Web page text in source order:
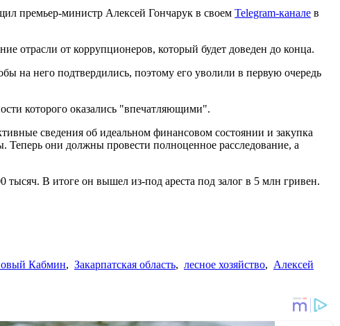
премьер-министр Алексей Гончарук в своем Telegram-канале в
отрасли от коррупционеров, который будет доведен до конца.
на него подтвердились, поэтому его уволили в первую очередь
которого оказались "впечатляющими".
сведения об идеальном финансовом состоянии и закупка
Теперь они должны провести полноценное расследование, а
тысяч. В итоге он вышел из-под ареста под залог в 5 млн гривен.
Кабмин, Закарпатская область, лесное хозяйство, Алексей